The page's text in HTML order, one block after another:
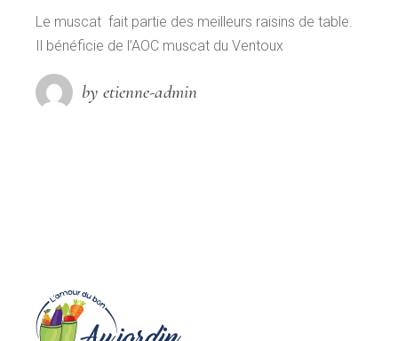
Le muscat fait partie des meilleurs raisins de table.
Il bénéficie de l’AOC muscat du Ventoux
by etienne-admin